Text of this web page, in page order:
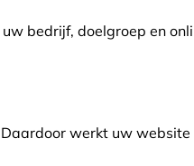
bedrijf, doelgroep en
werkt uw